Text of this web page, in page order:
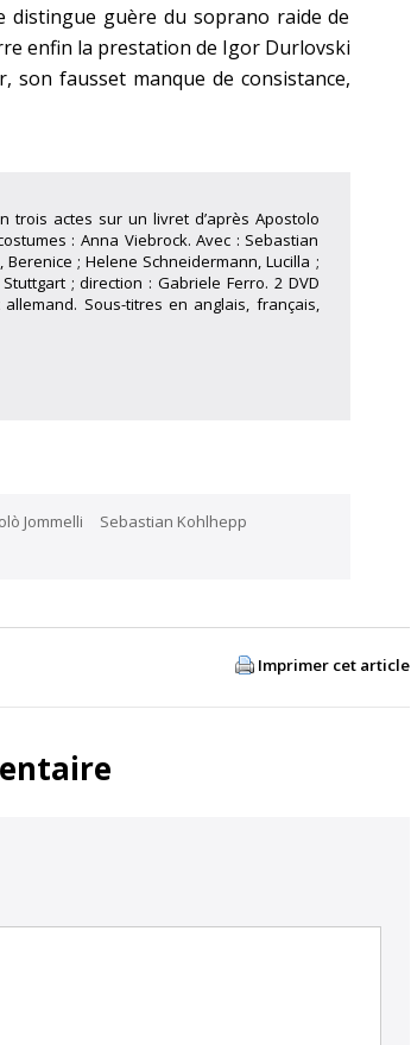
distingue guère du soprano raide de
enfin la prestation de Igor Durlovski
son fausset manque de consistance,
trois actes sur un livret d’après Apostolo
: Anna Viebrock. Avec : Sebastian
; Helene Schneidermann, Lucilla ;
; direction : Gabriele Ferro. 2 DVD
Sous-titres en anglais, français,
Jommelli
Sebastian Kohlhepp
Imprimer cet article